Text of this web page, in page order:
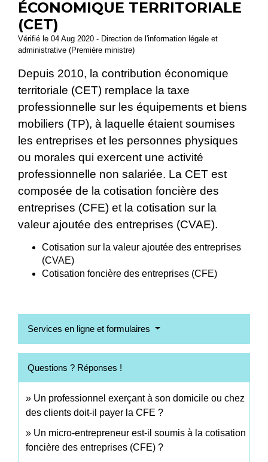
ÉCONOMIQUE TERRITORIALE
(CET)
Vérifié le 04 Aug 2020 - Direction de l'information légale et
administrative (Première ministre)
Depuis 2010, la contribution économique
territoriale (CET) remplace la taxe
professionnelle sur les équipements et biens
mobiliers (TP), à laquelle étaient soumises
les entreprises et les personnes physiques
ou morales qui exercent une activité
professionnelle non salariée. La CET est
composée de la cotisation foncière des
entreprises (CFE) et la cotisation sur la
valeur ajoutée des entreprises (CVAE).
Cotisation sur la valeur ajoutée des entreprises
(CVAE)
Cotisation foncière des entreprises (CFE)
Services en ligne et formulaires
Questions ? Réponses !
Un professionnel exerçant à son domicile ou chez
des clients doit-il payer la CFE ?
Un micro-entrepreneur est-il soumis à la cotisation
foncière des entreprises (CFE) ?